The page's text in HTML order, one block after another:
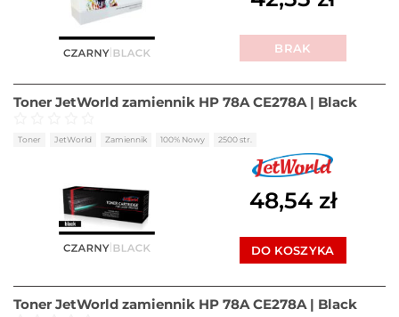
BRAK
Toner JetWorld zamiennik HP 78A CE278A | Black
Oceniono na 5
Toner JetWorld Zamiennik 100% Nowy 2500 str.
48,54 zł
DO KOSZYKA
Toner JetWorld zamiennik HP 78A CE278A | Black